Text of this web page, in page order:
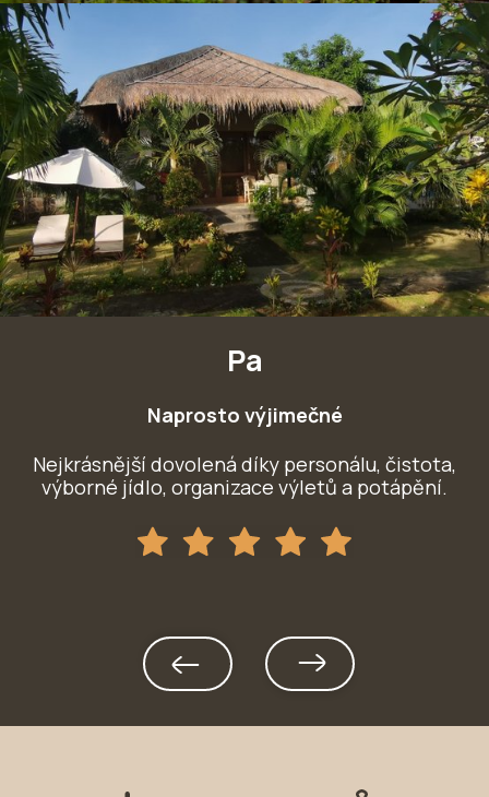
Pa
Naprosto výjimečné
Nejkrásnější dovolená díky personálu, čistota,
výborné jídlo, organizace výletů a potápění.